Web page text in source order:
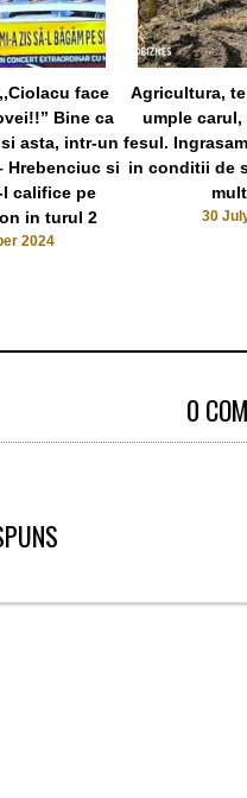
face
Bine ca
asta, intr-un
si
l califice pe
in turul 2
2024
Agricultura,
umple
fesul.
in conditii de
30
0